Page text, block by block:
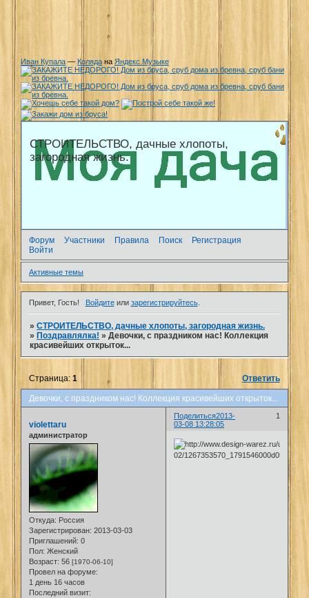
Иван Купала — Коляда на Яндекс.Музыке
СТРОИТЕЛЬСТВО, дачные хлопоты,
загородная жизнь.
Форум Участники Правила Поиск
Регистрация
Войти
Активные темы
Привет, Гость! Войдитеили зарегистрируйтесь.
»СТРОИТЕЛЬСТВО, дачные хлопоты, загородная жизнь.
»Поздравлялка! »Девочки, с праздником нас! Коллекция
красивейших открыток...
Девочки, с праздником нас! Коллекция красивейших открыток...
Страница:1 Ответить
Поделиться 1
2013-
03-08 13:28:05
violettaru
администратор
Откуда: Россия
Зарегистрирован: 2013-03-03
Приглашений: 0
Пол: Женский
Возраст: 56 [1970-06-10]
Провел на форуме:
1 день 16 часов
Последний визит: